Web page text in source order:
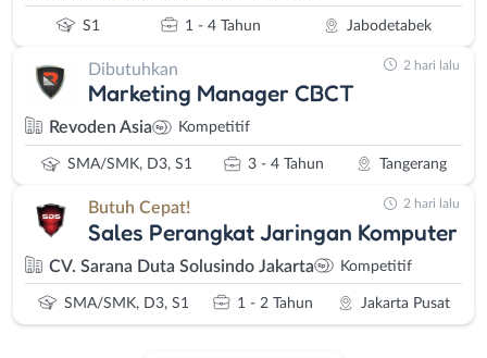
S1 1 - 4 Tahun Jabodetabek
Dibutuhkan
Marketing Manager CBCT
Revoden Asia Kompetitif
SMA/SMK, D3, S1 3 - 4 Tahun Tangerang
2 hari lalu
Butuh Cepat!
Sales Perangkat Jaringan Komputer
CV. Sarana Duta Solusindo Jakarta Kompetitif
SMA/SMK, D3, S1 1 - 2 Tahun Jakarta Pusat
2 hari lalu